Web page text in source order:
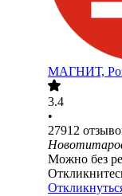
МАГНИТ,
3.4
•
27912
Можно без